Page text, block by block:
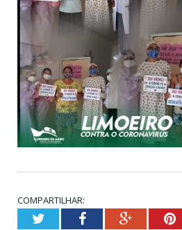
COMPARTILHAR:
TwitterFacebookGoogle+